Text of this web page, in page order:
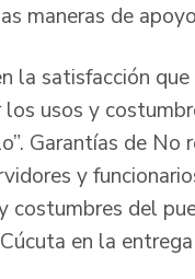
maneras de
la satisfacción
usos y
Garantías de No
y
costumbres del
en la